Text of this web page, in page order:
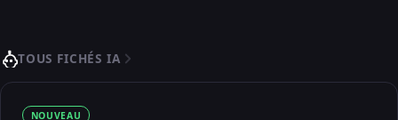
TOUS FICHÉS IA
NOUVEAU